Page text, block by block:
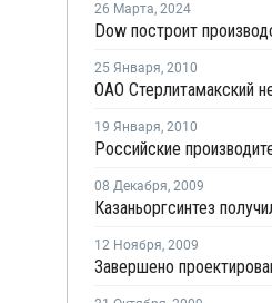
26 Марта, 2024
25 Января, 2010
19 Января, 2010
08 Декабря, 2009
12 Ноября, 2009